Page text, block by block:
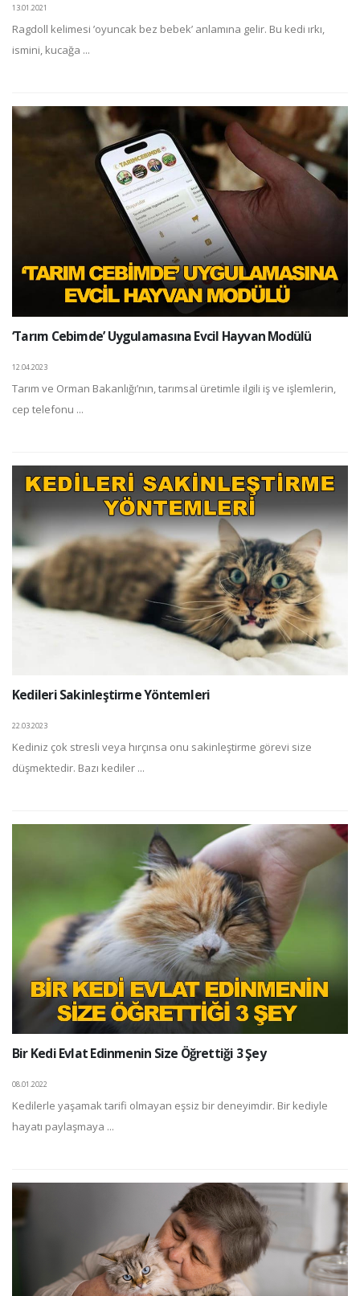
13.01.2021
Ragdoll kelimesi ’oyuncak bez bebek’ anlamına gelir. Bu kedi ırkı,
ismini, kucağa ...
‘Tarım Cebimde’ Uygulamasına Evcil Hayvan Modülü
12.04.2023
Tarım ve Orman Bakanlığı’nın, tarımsal üretimle ilgili iş ve işlemlerin,
cep telefonu ...
Kedileri Sakinleştirme Yöntemleri
22.03.2023
Kediniz çok stresli veya hırçınsa onu sakinleştirme görevi size
düşmektedir. Bazı kediler ...
Bir Kedi Evlat Edinmenin Size Öğrettiği 3 Şey
08.01.2022
Kedilerle yaşamak tarifi olmayan eşsiz bir deneyimdir. Bir kediyle
hayatı paylaşmaya ...